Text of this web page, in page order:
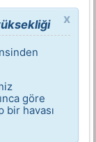
x
göre
bir havası